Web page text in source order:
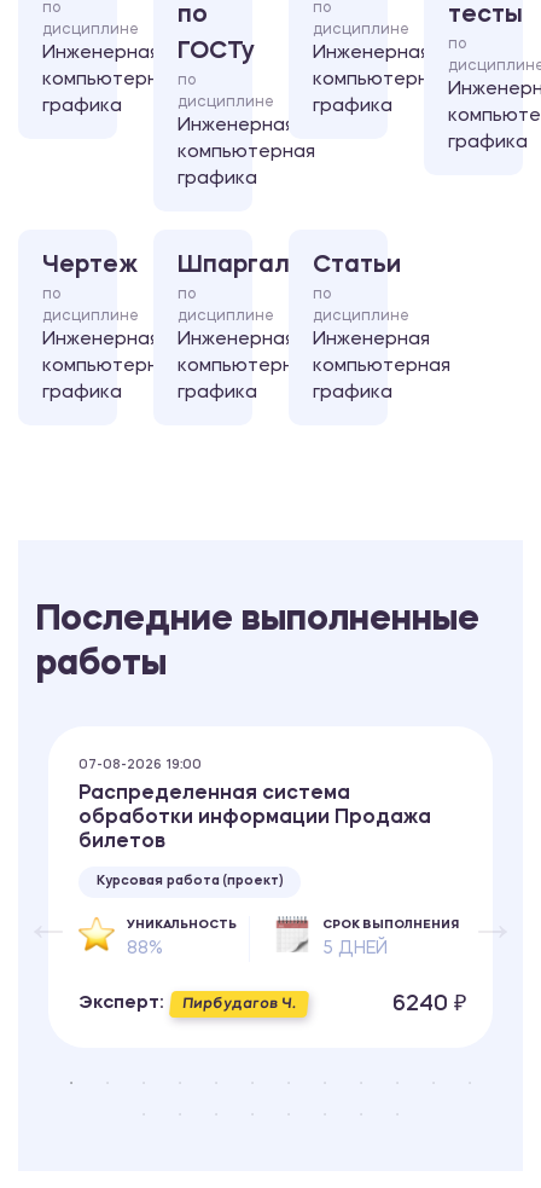
по
дисциплине
Инженерная
компьютерная
графика
по
ГОСТу
по
дисциплине
Инженерная
компьютерная
графика
по
дисциплине
Инженерная
компьютерная
графика
тесты
по
графика
Чертеж
по
дисциплине
Инженерная
компьютерная
графика
Шпаргалка
по
дисциплине
Инженерная
компьютерная
графика
Статьи
по
дисциплине
Инженерная
компьютерная
графика
Последние выполненные
работы
07-08-2026 19:00
Распределенная система
обработки информации Продажа
билетов
Курсовая работа (проект)
УНИКАЛЬНОСТЬ
88%
СРОК ВЫПОЛНЕНИЯ
5 ДНЕЙ
Эксперт: Пирбудагов Ч. 6240 ₽